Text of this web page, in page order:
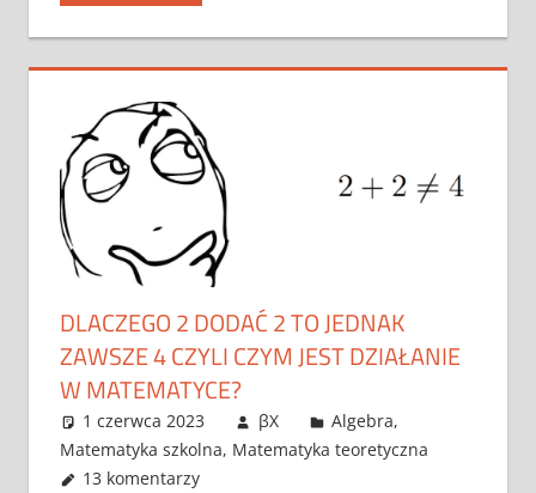
DLACZEGO 2 DODAĆ 2 TO JEDNAK
ZAWSZE 4 CZYLI CZYM JEST DZIAŁANIE
W MATEMATYCE?
1 czerwca 2023 βX Algebra,
Matematyka szkolna, Matematyka teoretyczna
13 komentarzy